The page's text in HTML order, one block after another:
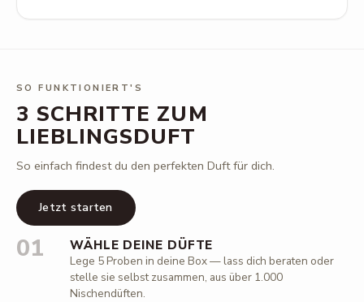
SO FUNKTIONIERT'S
3 SCHRITTE ZUM
LIEBLINGSDUFT
So einfach findest du den perfekten Duft für dich.
Jetzt starten
01 WÄHLE DEINE DÜFTE
Lege 5 Proben in deine Box — lass dich beraten oder
stelle sie selbst zusammen, aus über 1.000
Nischendüften.